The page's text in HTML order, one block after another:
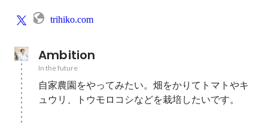
trihiko.com
Ambition
In the future
自家農園をやってみたい。畑をかりてトマトやキ
ュウリ、トウモロコシなどを栽培したいです。